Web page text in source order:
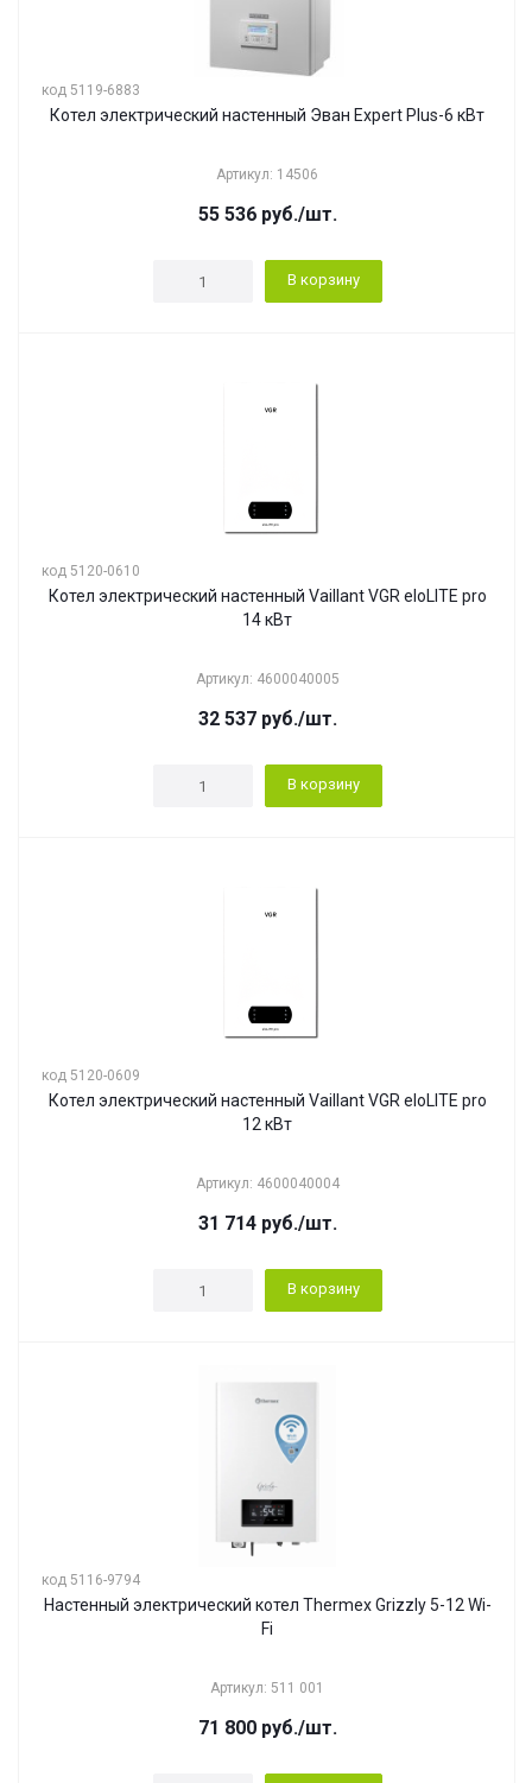
код 5119-6883
Котел электрический настенный Эван Expert Plus-6 кВт
Артикул: 14506
55 536руб./шт.
В корзину
код 5120-0610
Котел электрический настенный Vaillant VGR eloLITE pro
14 кВт
Артикул: 4600040005
32 537руб./шт.
В корзину
код 5120-0609
Котел электрический настенный Vaillant VGR eloLITE pro
12 кВт
Артикул: 4600040004
31 714руб./шт.
В корзину
код 5116-9794
Настенный электрический котел Thermex Grizzly 5-12 Wi-
Fi
Артикул: 511 001
71 800руб./шт.